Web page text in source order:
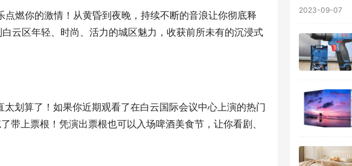
燃你的激情！从黄昏到夜晚，持续不断的音浪让你彻底释
云区年轻、时尚、活力的城区魅力，收获前所未有的沉浸式
划算了！如果你近期观看了在白云国际会议中心上演的热门
上票根！凭演出票根也可以入场啤酒美食节，让你看剧、
2023-09-07